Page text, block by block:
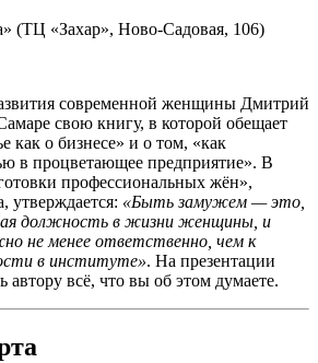
(ТЦ «Захар», Ново-Садовая, 106)
современной женщины Дмитрий
свою книгу, в которой обещает
как о бизнесе» и о том, «как
в процветающее предприятие». В
профессиональных жён»,
утверждается: «Быть замужем — это,
должность в жизни женщины, и
не менее ответственно, чем к
в институте». На презентации
автору всё, что вы об этом думаете.